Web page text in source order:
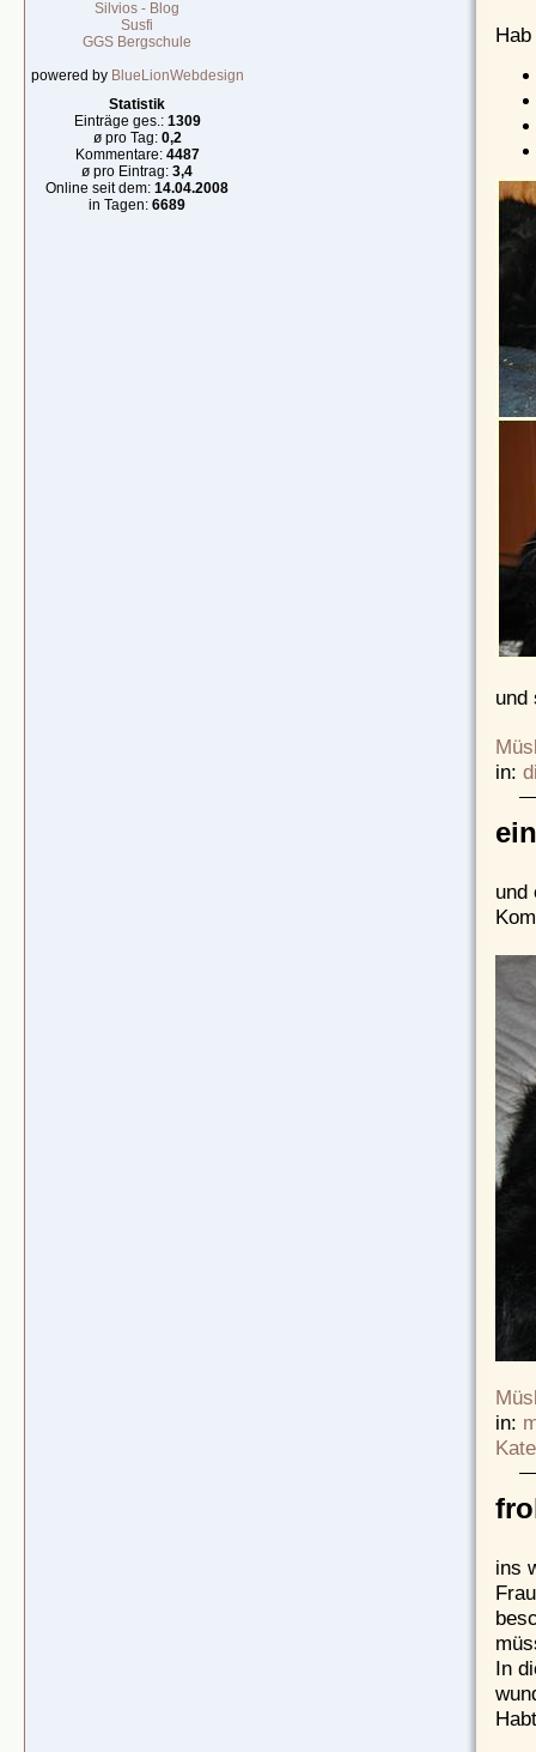
Silvios - Blog
Susfi
GGS Bergschule
powered by BlueLionWebdesign
Statistik
Einträge ges.: 1309
ø pro Tag: 0,2
Kommentare: 4487
ø pro Eintrag:3,4
Online seit dem:14.04.2008
in Tagen:6689
und
in:
und
in:
ins
In